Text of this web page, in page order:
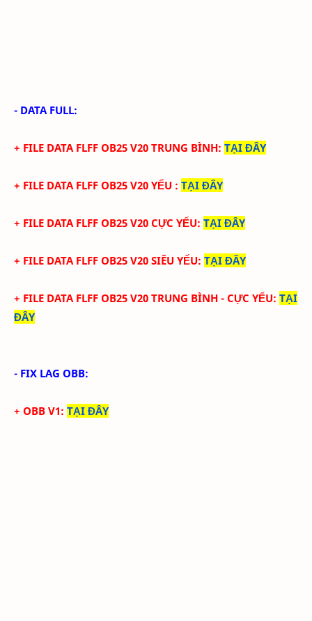
- DATA FULL:
+ FILE DATA FLFF OB25 V20 TRUNG BÌNH: TẠI ĐÂY
+ FILE DATA FLFF OB25 V20 YẾU : TẠI ĐÂY
+ FILE DATA FLFF OB25 V20 CỰC YẾU: TẠI ĐÂY
+ FILE DATA FLFF OB25 V20 SIÊU YẾU: TẠI ĐÂY
+ FILE DATA FLFF OB25 V20 TRUNG BÌNH - CỰC YẾU: TẠI
ĐÂY
- FIX LAG OBB:
+ OBB V1: TẠI ĐÂY